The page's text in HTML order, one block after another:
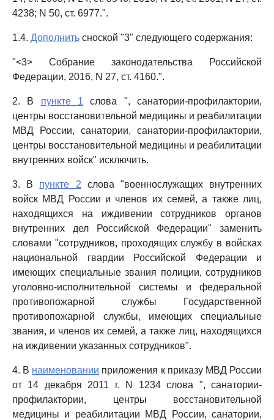
4238; N 50, ст. 6977.".
1.4. Дополнить сноской "3" следующего содержания:
"<3> Собрание законодательства Российской
Федерации, 2016, N 27, ст. 4160.".
2. В пункте 1 слова ", санатории-профилактории,
центры восстановительной медицины и реабилитации
МВД России, санатории, санатории-профилактории,
центры восстановительной медицины и реабилитации
внутренних войск" исключить.
3. В пункте 2 слова "военнослужащих внутренних
войск МВД России и членов их семей, а также лиц,
находящихся на иждивении сотрудников органов
внутренних дел Российской Федерации" заменить
словами "сотрудников, проходящих службу в войсках
национальной гвардии Российской Федерации и
имеющих специальные звания полиции, сотрудников
уголовно-исполнительной системы и федеральной
противопожарной службы Государственной
противопожарной службы, имеющих специальные
звания, и членов их семей, а также лиц, находящихся
на иждивении указанных сотрудников".
4. В наименовании приложения к приказу МВД России
от 14 декабря 2011 г. N 1234 слова ", санатории-
профилактории, центры восстановительной
медицины и реабилитации МВД России, санатории,